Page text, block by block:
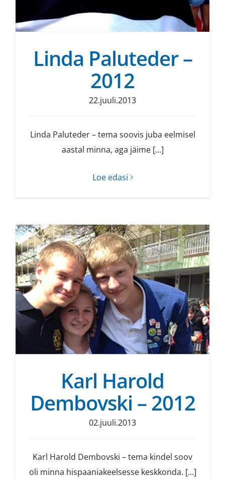
Linda Paluteder –
2012
22.juuli.2013
Linda Paluteder – tema soovis juba eelmisel
aastal minna, aga jäime [...]
Loe edasi
Karl Harold
Dembovski – 2012
02.juuli.2013
Karl Harold Dembovski – tema kindel soov
oli minna hispaaniakeelsesse keskkonda. [...]